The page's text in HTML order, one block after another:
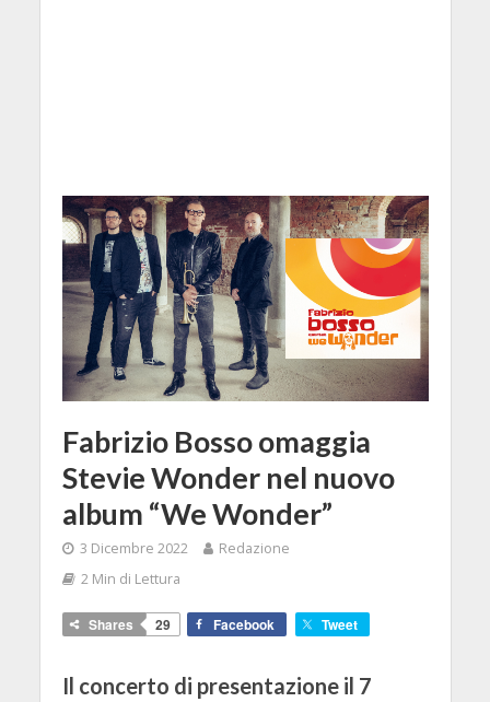
Fabrizio Bosso omaggia
Stevie Wonder nel nuovo
album “We Wonder”
3 Dicembre 2022
Redazione
2 Min di Lettura
Shares 29 Facebook Tweet
Il concerto di presentazione il 7